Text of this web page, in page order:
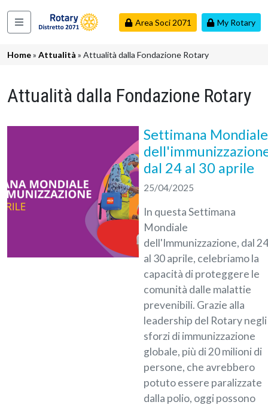
Area Soci 2071 My Rotary
Navigazione principale
Briciole di pane
Home Attualità Attualità dalla Fondazione Rotary
Attualità dalla Fondazione Rotary
Settimana Mondiale
dal 24 al 30 aprile
25/04/2025
In questa Settimana
Mondiale
dell'Immunizzazione, dal 24
al 30 aprile, celebriamo la
capacità di proteggere le
comunità dalle malattie
prevenibili. Grazie alla
leadership del Rotary negli
sforzi di immunizzazione
globale, più di 20 milioni di
persone, che avrebbero
potuto essere paralizzate
dalla polio, oggi possono